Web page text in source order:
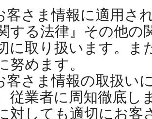
客さま情報に適用さ
する法律』その他の
に取り扱います。ま
努めます。
客さま情報の取扱い
従業者に周知徹底し
対しても適切にお客